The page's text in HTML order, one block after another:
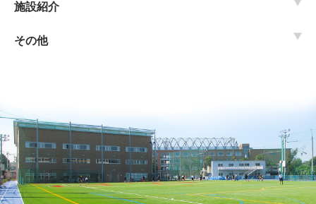
施設紹介
その他